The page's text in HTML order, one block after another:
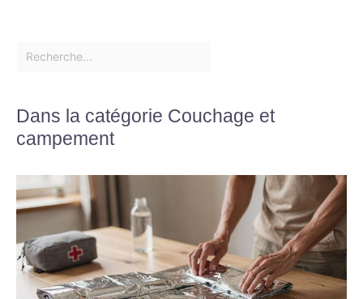
Dans la catégorie Couchage et
campement